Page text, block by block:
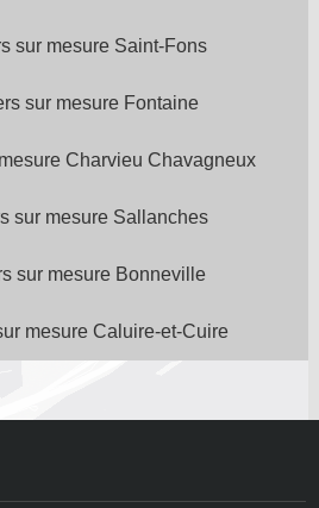
sur mesure Saint-Fons
sur mesure Fontaine
Charvieu Chavagneux
sur mesure Sallanches
sur mesure Bonneville
mesure Caluire-et-Cuire